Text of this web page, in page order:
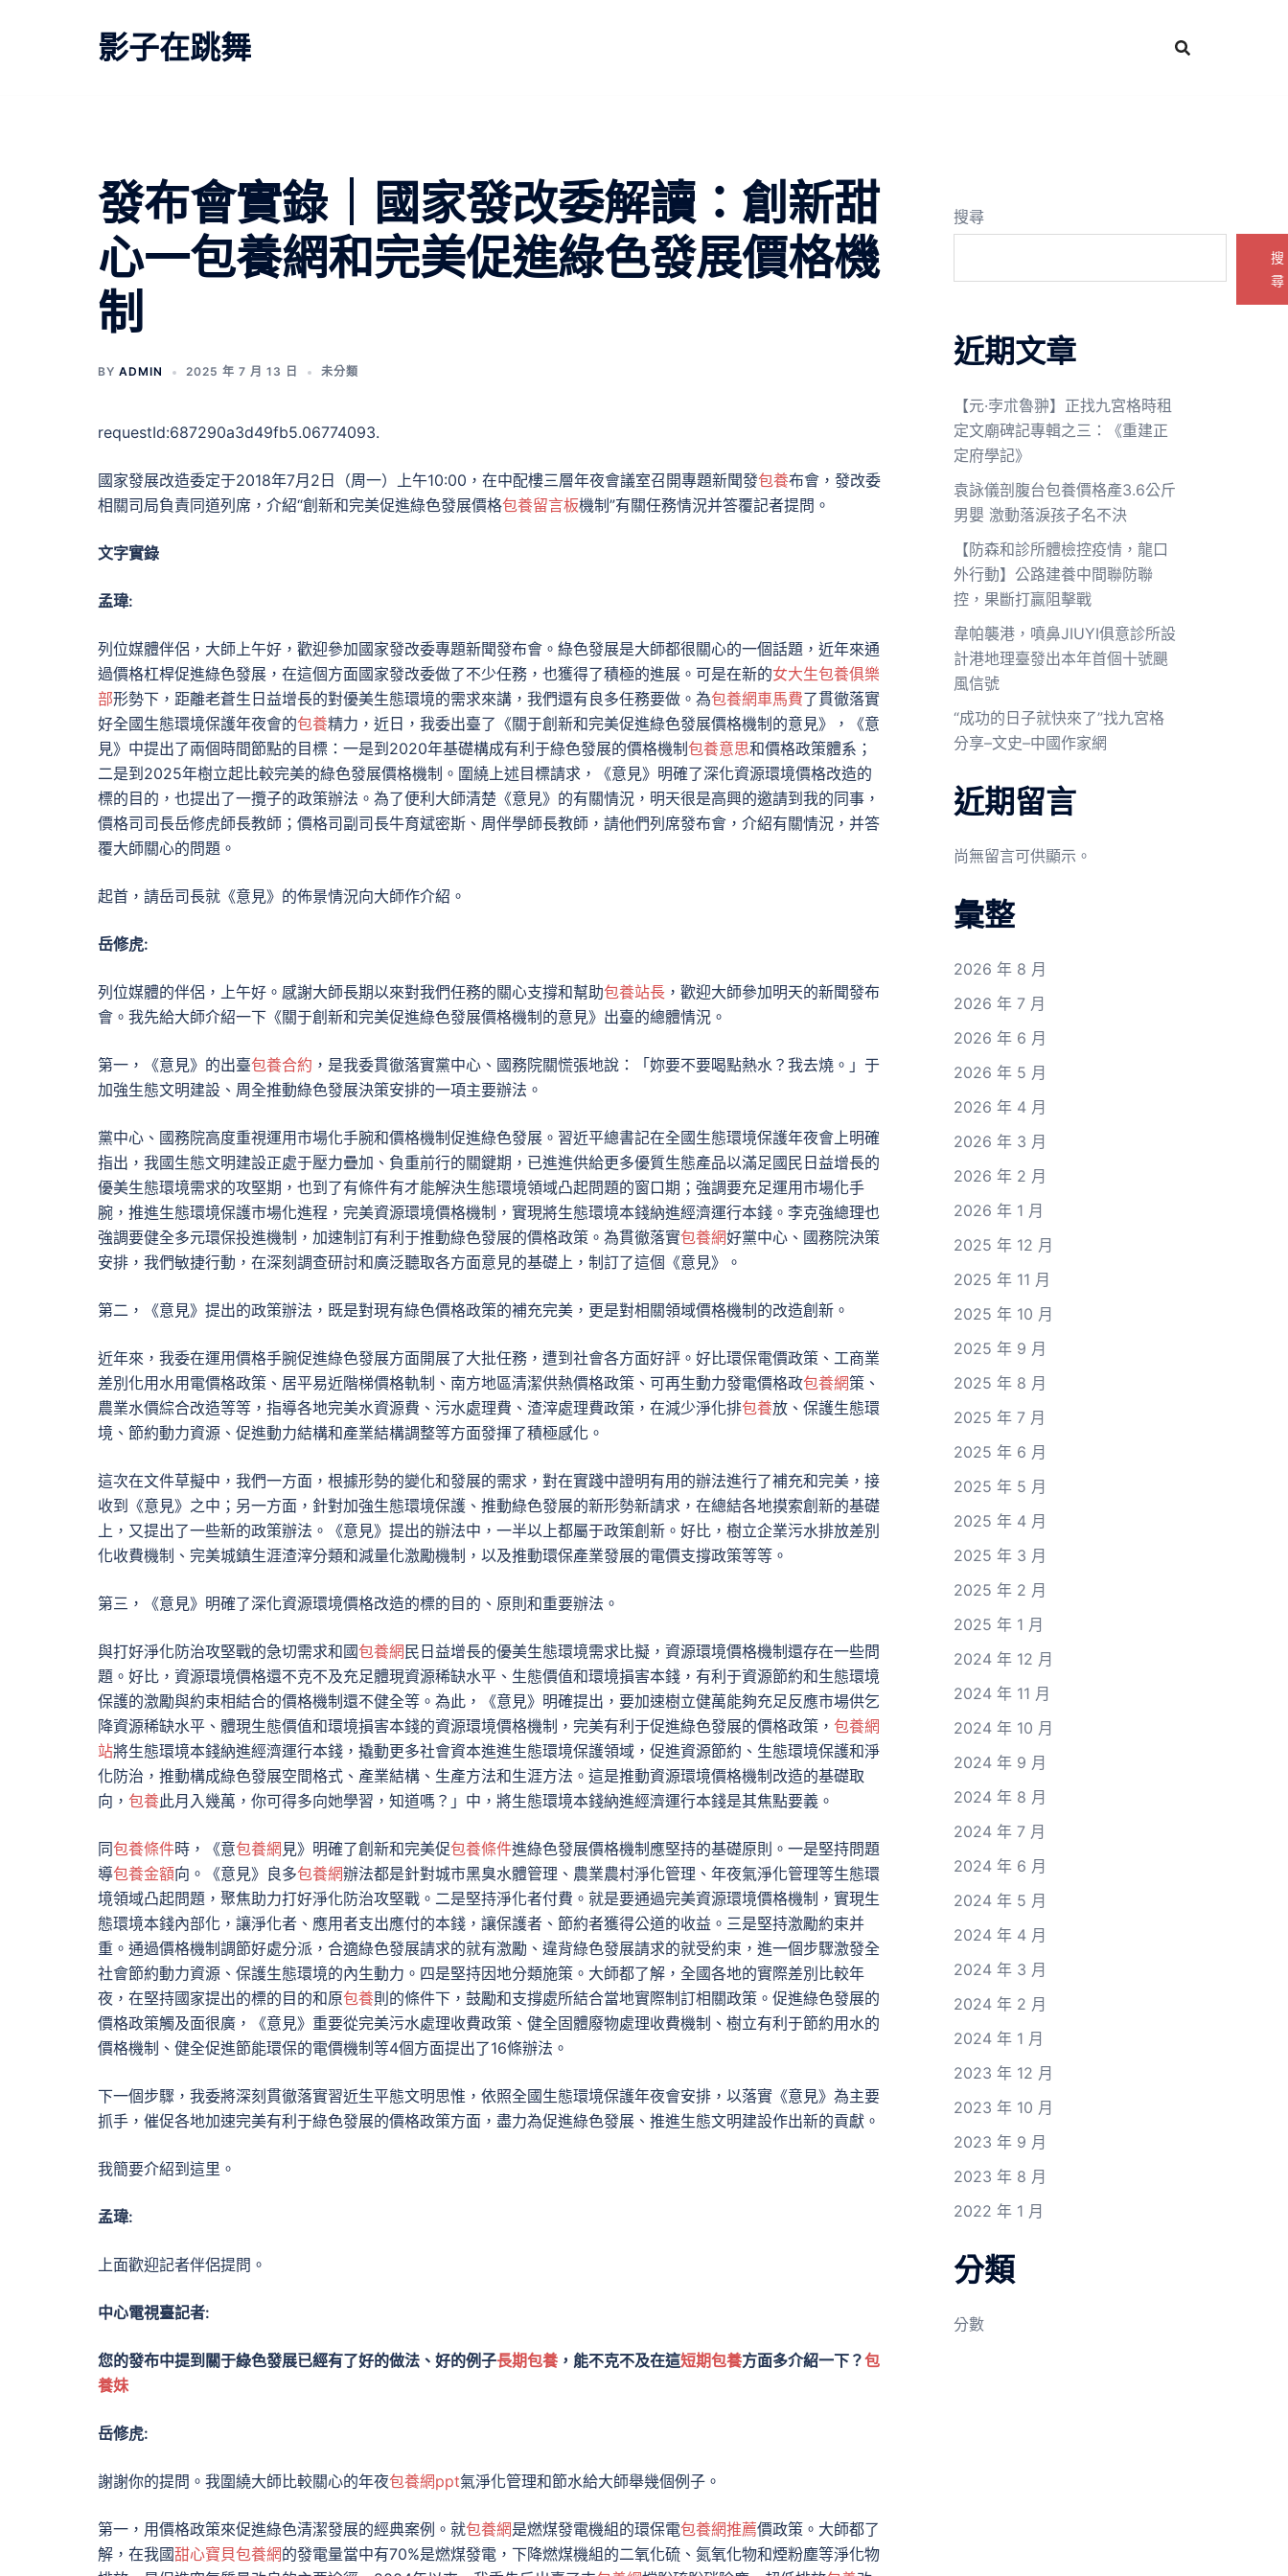
影子在跳舞
發布會實錄｜國家發改委解讀：創新甜
心一包養網和完美促進綠色發展價格機
制
BY ADMIN 2025 年 7 月 13 日 未分類
requestId:687290a3d49fb5.06774093.
國家發展改造委定于2018年7月2日（周一）上午10:00，在中配樓三層年夜會議室召開專題新聞發包養布會，發改委
相關司局負責同道列席，介紹“創新和完美促進綠色發展價格包養留言板機制”有關任務情況并答覆記者提問。
文字實錄
孟瑋:
列位媒體伴侶，大師上午好，歡迎參加國家發改委專題新聞發布會。綠色發展是大師都很關心的一個話題，近年來通
過價格杠桿促進綠色發展，在這個方面國家發改委做了不少任務，也獲得了積極的進展。可是在新的女大生包養俱樂
部形勢下，距離老蒼生日益增長的對優美生態環境的需求來講，我們還有良多任務要做。為包養網車馬費了貫徹落實
好全國生態環境保護年夜會的包養精力，近日，我委出臺了《關于創新和完美促進綠色發展價格機制的意見》，《意
見》中提出了兩個時間節點的目標：一是到2020年基礎構成有利于綠色發展的價格機制 包養意思和價格政策體系；
二是到2025年樹立起比較完美的綠色發展價格機制。圍繞上述目標請求，《意見》明確了深化資源環境價格改造的
標的目的，也提出了一攬子的政策辦法。為了便利大師清楚《意見》的有關情況，明天很是高興的邀請到我的同事，
價格司司長岳修虎師長教師；價格司副司長牛育斌密斯、周伴學師長教師，請他們列席發布會，介紹有關情況，并答
覆大師關心的問題。
起首，請岳司長就《意見》的佈景情況向大師作介紹。
岳修虎:
列位媒體的伴侶，上午好。感謝大師長期以來對我們任務的關心支撐和幫助包養站長 ，歡迎大師參加明天的新聞發布
會。我先給大師介紹一下《關于創新和完美促進綠色發展價格機制的意見》出臺的總體情況。
第一，《意見》的出臺包養合約 ，是我委貫徹落實黨中心、國務院關慌張地說：「妳要不要喝點熱水？我去燒。」于
加強生態文明建設、周全推動綠色發展決策安排的一項主要辦法。
黨中心、國務院高度重視運用市場化手腕和價格機制促進綠色發展。習近平總書記在全國生態環境保護年夜會上明確
指出，我國生態文明建設正處于壓力疊加、負重前行的關鍵期，已進進供給更多優質生態產品以滿足國民日益增長的
優美生態環境需求的攻堅期，也到了有條件有才能解決生態環境領域凸起問題的窗口期；強調要充足運用市場化手
腕，推進生態環境保護市場化進程，完美資源環境價格機制，實現將生態環境本錢納進經濟運行本錢。李克強總理也
強調要健全多元環保投進機制，加速制訂有利于推動綠色發展的價格政策。為貫徹落實包養網好黨中心、國務院決策
安排，我們敏捷行動，在深刻調查研討和廣泛聽取各方面意見的基礎上，制訂了這個《意見》。
第二，《意見》提出的政策辦法，既是對現有綠色價格政策的補充完美，更是對相關領域價格機制的改造創新。
近年來，我委在運用價格手腕促進綠色發展方面開展了大批任務，遭到社會各方面好評。好比環保電價政策、工商業
差別化用水用電價格政策、居平易近階梯價格軌制、南方地區清潔供熱價格政策、可再生動力發電價格政包養網策、
農業水價綜合改造等等，指導各地完美水資源費、污水處理費、渣滓處理費政策，在減少淨化排包養放、保護生態環
境、節約動力資源、促進動力結構和產業結構調整等方面發揮了積極感化。
這次在文件草擬中，我們一方面，根據形勢的變化和發展的需求，對在實踐中證明有用的辦法進行了補充和完美，接
收到《意見》之中；另一方面，針對加強生態環境保護、推動綠色發展的新形勢新請求，在總結各地摸索創新的基礎
上，又提出了一些新的政策辦法。《意見》提出的辦法中，一半以上都屬于政策創新。好比，樹立企業污水排放差別
化收費機制、完美城鎮生涯渣滓分類和減量化激勵機制，以及推動環保產業發展的電價支撐政策等等。
第三，《意見》明確了深化資源環境價格改造的標的目的、原則和重要辦法。
與打好淨化防治攻堅戰的急切需求和國包養網 民日益增長的優美生態環境需求比擬，資源環境價格機制還存在一些問
題。好比，資源環境價格還不克不及充足體現資源稀缺水平、生態價值和環境損害本錢，有利于資源節約和生態環境
保護的激勵與約束相結合的價格機制還不健全等。為此，《意見》明確提出，要加速樹立健萬能夠充足反應市場供乞
降資源稀缺水平、體現生態價值和環境損害本錢的資源環境價格機制，完美有利于促進綠色發展的價格政策， 包養網
站將生態環境本錢納進經濟運行本錢，撬動更多社會資本進進生態環境保護領域，促進資源節約、生態環境保護和淨
化防治，推動構成綠色發展空間格式、產業結構、生產方法和生涯方法。這是推動資源環境價格機制改造的基礎取
向， 包養此月入幾萬，你可得多向她學習，知道嗎？」中，將生態環境本錢納進經濟運行本錢是其焦點要義。
同包養條件時，《意包養網 見》明確了創新和完美促包養條件進綠色發展價格機制應堅持的基礎原則。一是堅持問題
導包養金額向。《意見》良多包養網辦法都是針對城市黑臭水體管理、農業農村淨化管理、年夜氣淨化管理等生態環
境領域凸起問題，聚焦助力打好淨化防治攻堅戰。二是堅持淨化者付費。就是要通過完美資源環境價格機制，實現生
態環境本錢內部化，讓淨化者、應用者支出應付的本錢，讓保護者、節約者獲得公道的收益。三是堅持激勵約束并
重。通過價格機制調節好處分派，合適綠色發展請求的就有激勵、違背綠色發展請求的就受約束，進一個步驟激發全
社會節約動力資源、保護生態環境的內生動力。四是堅持因地分類施策。大師都了解，全國各地的實際差別比較年
夜，在堅持國家提出的標的目的和原包養則的條件下，鼓勵和支撐處所結合當地實際制訂相關政策。促進綠色發展的
價格政策觸及面很廣，《意見》重要從完美污水處理收費政策、健全固體廢物處理收費機制、樹立有利于節約用水的
價格機制、健全促進節能環保的電價機制等4個方面提出了16條辦法。
下一個步驟，我委將深刻貫徹落實習近生平態文明思惟，依照全國生態環境保護年夜會安排，以落實《意見》為主要
抓手，催促各地加速完美有利于綠色發展的價格政策方面，盡力為促進綠色發展、推進生態文明建設作出新的貢獻。
我簡要介紹到這里。
孟瑋:
上面歡迎記者伴侶提問。
中心電視臺記者:
您的發布中提到關于綠色發展已經有了好的做法、好的例子長期包養 ，能不克不及在這短期包養方面多介紹一下？包
養妹
岳修虎:
謝謝你的提問。我圍繞大師比較關心的年夜包養網ppt氣淨化管理和節水給大師舉幾個例子。
第一，用價格政策來促進綠色清潔發展的經典案例。就包養網是燃煤發電機組的環保電包養網推薦價政策。大師都了
解，在我國甜心寶貝包養網的發電量當中有70%是燃煤發電，下降燃煤機組的二氧化硫、氮氧化物和煙粉塵等淨化物
搜尋
搜
尋
近期文章
【元·孛朮魯翀】正找九宮格時租
定文廟碑記專輯之三：《重建正
定府學記》
袁詠儀剖腹台包養價格產3.6公斤
男嬰 激動落淚孩子名不決
【防森和診所體檢控疫情，龍口
外行動】公路建養中間聯防聯
控，果斷打贏阻擊戰
韋帕襲港，噴鼻JIUYI俱意診所設
計港地理臺發出本年首個十號颶
風信號
“成功的日子就快來了”找九宮格
分享–文史–中國作家網
近期留言
尚無留言可供顯示。
彙整
2026 年 8 月
2026 年 7 月
2026 年 6 月
2026 年 5 月
2026 年 4 月
2026 年 3 月
2026 年 2 月
2026 年 1 月
2025 年 12 月
2025 年 11 月
2025 年 10 月
2025 年 9 月
2025 年 8 月
2025 年 7 月
2025 年 6 月
2025 年 5 月
2025 年 4 月
2025 年 3 月
2025 年 2 月
2025 年 1 月
2024 年 12 月
2024 年 11 月
2024 年 10 月
2024 年 9 月
2024 年 8 月
2024 年 7 月
2024 年 6 月
2024 年 5 月
2024 年 4 月
2024 年 3 月
2024 年 2 月
2024 年 1 月
2023 年 12 月
2023 年 10 月
2023 年 9 月
2023 年 8 月
2022 年 1 月
分類
分數